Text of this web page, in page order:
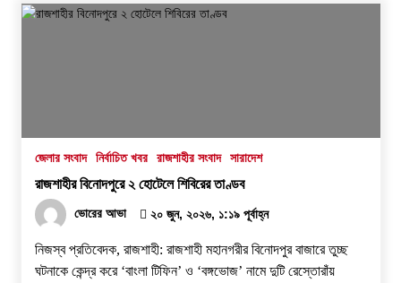
সোহেলকে RPSF-এর সংবর্ধনা
২৯ জুলাই, ২০২৬, ১২:২১ অপরাহ্ন
বরেন্দ্র প্রেস ক্লাব সভাপতিকে ছুরিকাঘাতে হত্যাচেষ্টা:
আসামী সুরুজ আলী কারাগারে
২৭ জুলাই, ২০২৬, ৩:১৫ অপরাহ্ন
জেলার সংবাদ নির্বাচিত খবর রাজশাহীর সংবাদ সারাদেশ
রাজশাহীর বিনোদপুরে ২ হোটেলে শিবিরের তাণ্ডব
ভোরের আভা ২০ জুন, ২০২৬, ১:১৯ পূর্বাহ্ন
নিজস্ব প্রতিবেদক, রাজশাহী: রাজশাহী মহানগরীর বিনোদপুর বাজারে তুচ্ছ
ঘটনাকে কেন্দ্র করে ‘বাংলা টিফিন’ ও ‘বঙ্গভোজ’ নামে দুটি রেস্তোরাঁয়